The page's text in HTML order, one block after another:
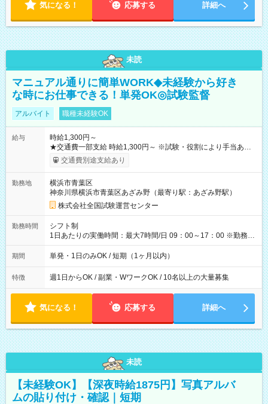
気になる！ 応募する 詳細へ
未読
マニュアル通りに簡単WORK◆未経験から好き
な時にお仕事できる！単発OK◎試験監督
アルバイト 職種未経験OK
給与
時給1,300円～
★交通費一部支給 時給1,300円～ ※試験・役割により手当あり
※勤務回数により昇給あり 【即給（前払い）オプションあ
り！】 希望される場合、勤務から1週間ほどで給与の一部を受け
例】 ・河合塾模擬試験 8:30～17:30（休憩1時間） 時給1,300円
×8時間＝日収10,400円＋交通費 ※当日の役割により時給＋100
円の場合あり ・国家試験 7:00～13:30（休憩なし） 時給1,300
円（役割手当＋100円）×6時間＝日収8,400円＋交通費 【試用期
間】試用期間なし
交通費別途支給あり
勤務地
横浜市青葉区
神奈川県横浜市青葉区あざみ野（最寄り駅：あざみ野駅）
株式会社全国試験運営センター
勤務時間
シフト制
1日あたりの実働時間：最大7時間/日 09：00～17：00 ※勤務時
間は 試験により異なります。
期間 単発・1日のみOK / 短期（1ヶ月以内）
特徴 週1日からOK / 副業・WワークOK / 10名以上の大量募集
気になる！ 応募する 詳細へ
未読
【未経験OK】【深夜時給1875円】写真アルバ
ムの貼り付け・確認｜短期